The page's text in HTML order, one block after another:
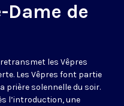
Dame de
retransmet les Vêpres
Les Vêpres font partie
prière solennelle du soir.
l’introduction, une